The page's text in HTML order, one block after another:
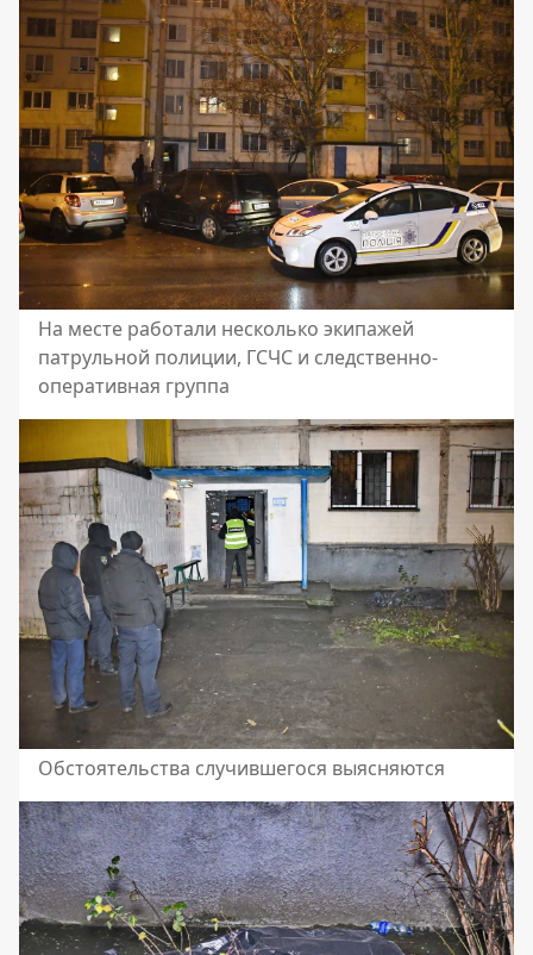
На месте работали несколько экипажей
патрульной полиции, ГСЧС и следственно-
оперативная группа
Обстоятельства случившегося выясняются